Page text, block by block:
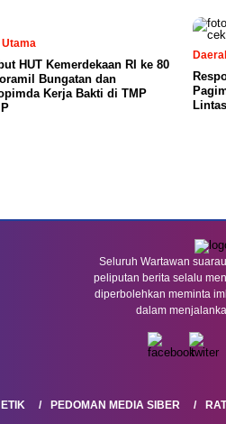
Utama
HUT Kemerdekaan RI ke 80
Bungatan dan
Kerja Bakti di TMP
Seluruh Wartawan
peliputan berita selalu
diperbolehkan meminta
dalam
PEDOMAN MEDIA SIBER